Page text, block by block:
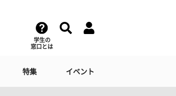
学生の
窓口とは
特集 イベント